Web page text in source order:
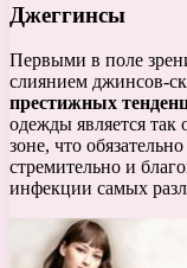
Джеггинсы
Первыми в поле
слиянием джинсов-
престижных
одежды является
зоне, что
стремительно и
инфекции самых